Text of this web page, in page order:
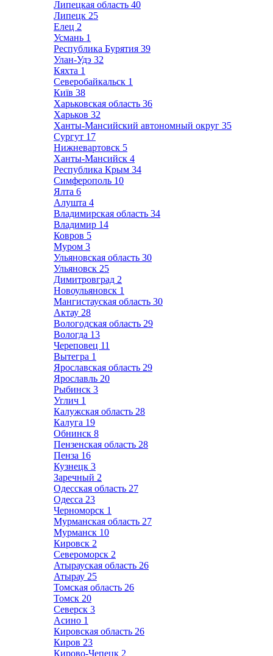
Липецкая область 40
Липецк 25
Елец 2
Усмань 1
Республика Бурятия 39
Улан-Удэ 32
Кяхта 1
Северобайкальск 1
Київ 38
Харьковская область 36
Харьков 32
Ханты-Мансийский автономный округ 35
Сургут 17
Нижневартовск 5
Ханты-Мансийск 4
Республика Крым 34
Симферополь 10
Ялта 6
Алушта 4
Владимирская область 34
Владимир 14
Ковров 5
Муром 3
Ульяновская область 30
Ульяновск 25
Димитровград 2
Новоульяновск 1
Мангистауская область 30
Актау 28
Вологодская область 29
Вологда 13
Череповец 11
Вытегра 1
Ярославская область 29
Ярославль 20
Рыбинск 3
Углич 1
Калужская область 28
Калуга 19
Обнинск 8
Пензенская область 28
Пенза 16
Кузнецк 3
Заречный 2
Одесская область 27
Одесса 23
Черноморск 1
Мурманская область 27
Мурманск 10
Кировск 2
Североморск 2
Атырауская область 26
Атырау 25
Томская область 26
Томск 20
Северск 3
Асино 1
Кировская область 26
Киров 23
Кирово-Чепецк 2